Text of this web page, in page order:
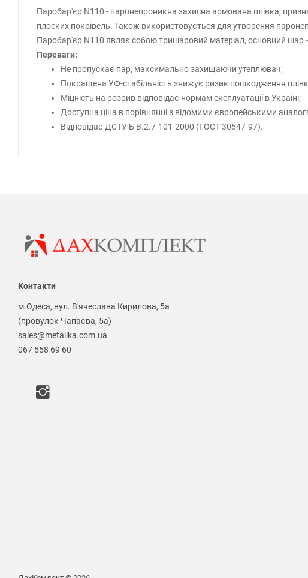
Паробар'єр N110 - паронепроникна захисна армована плівка,
плоских покрівель. Також використовується для утворення
Паробар'єр N110 являє собою тришаровий матеріал, основний шар -
Переваги:
Не пропускає пар, максимально захищаючи утеплювач;
Покращена УФ-стабільність знижує ризик пошкодження
Міцність на розрив відповідає нормам експлуатації в Україні;
Доступна ціна в порівнянні з відомими європейськими
Відповідає ДСТУ Б В.2.7-101-2000 (ГОСТ 30547-97).
Контакти
м.Одеса, вул. В'ячеслава Кирилова, 5а
(провулок Чапаєва, 5а)
sales@metalika.com.ua
067 558 69 60